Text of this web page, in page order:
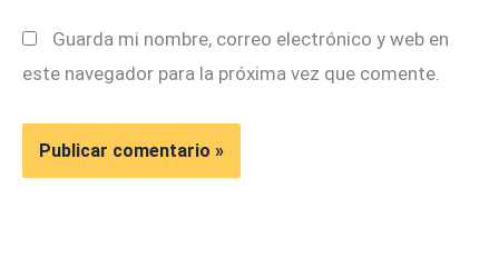
Guarda mi nombre, correo electrónico y web en
este navegador para la próxima vez que comente.